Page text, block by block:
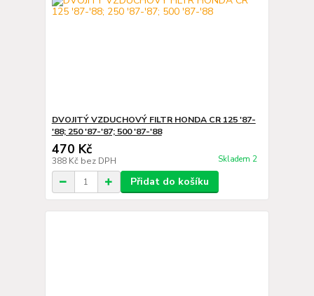
DVOJITÝ VZDUCHOVÝ FILTR HONDA CR 125 '87-
'88; 250 '87-'87; 500 '87-'88
470 Kč
388 Kč bez DPH Skladem 2
Přidat do košíku